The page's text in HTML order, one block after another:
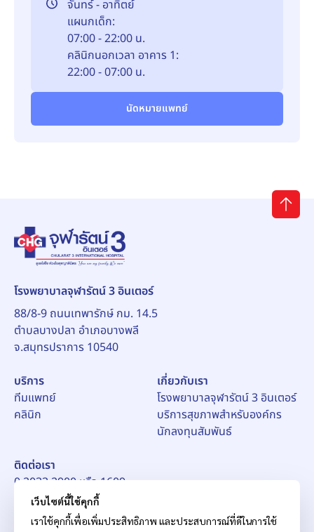
จันทร์ - อาทิตย์
แผนกเด็ก:
07:00 - 22:00 น.
คลินิกนอกเวลา อาคาร 1:
22:00 - 07:00 น.
นัดหมายแพทย์
โรงพยาบาลจุฬารัตน์ 3 อินเตอร์
88/8-9 ถนนเทพารักษ์ กม. 14.5
ตำบลบางปลา อำเภอบางพลี
จ.สมุทรปราการ 10540
บริการ
ทีมแพทย์
คลินิก
เกี่ยวกับเรา
โรงพยาบาลจุฬารัตน์ 3 อินเตอร์
บริการสุขภาพสำหรับองค์กร
นักลงทุนสัมพันธ์
ติดต่อเรา
0 2033 2900 หรือ 1609
อีเมล์:pr_ch3@chularat.com
เว็บไซต์นี้ใช้คุกกี้
เราใช้คุกกี้เพื่อเพิ่มประสิทธิภาพ และประสบการณ์ที่ดีในการใช้